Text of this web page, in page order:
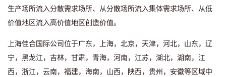
生产场所流入分散需求场所、从分散场所流入集体需求场所、从低
价值地区流入高价值地区创造价值。
上海佳合国际公司位于广东，上海，北京，天津，河北，山东，辽
宁，黑龙江，吉林，甘肃，青海，河南，江苏，湖北，湖南，江
西，浙江，云南，福建，海南，山西，陕西，贵州，安徽等区域中